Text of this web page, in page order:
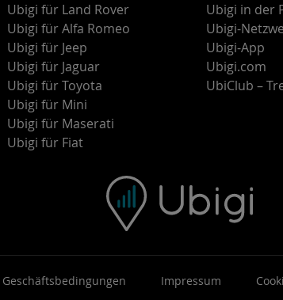
Ubigi für Land Rover
Ubigi für Alfa Romeo
Ubigi für Jeep
Ubigi für Jaguar
Ubigi für Toyota
Ubigi für Mini
Ubigi für Maserati
Ubigi für Fiat
Ubigi in der
Ubigi-
Ubigi-App
Ubigi.com
UbiClub –
Geschäftsbedingungen Impressum